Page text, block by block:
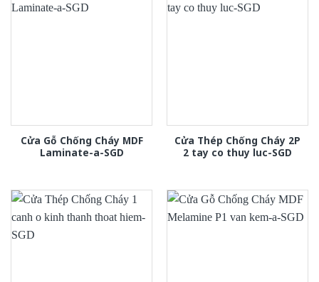
Cửa Gỗ Chống Cháy MDF
Laminate-a-SGD
Cửa Thép Chống Cháy 2P
2 tay co thuy luc-SGD